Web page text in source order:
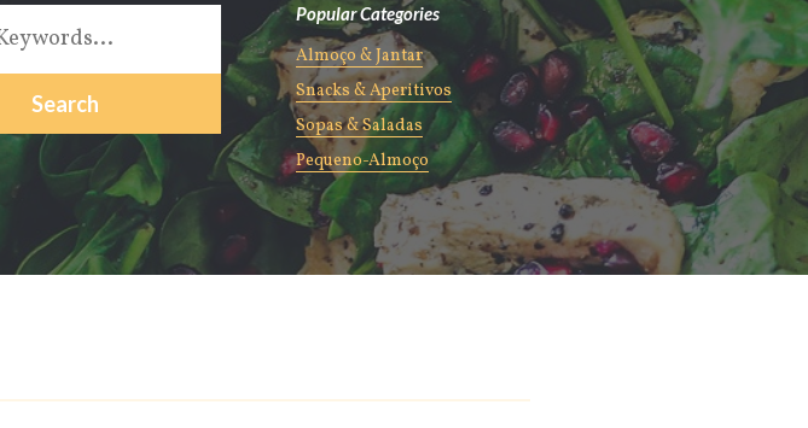
Popular Categories
Almoço & Jantar
Snacks & Aperitivos
Sopas & Saladas
Pequeno-Almoço